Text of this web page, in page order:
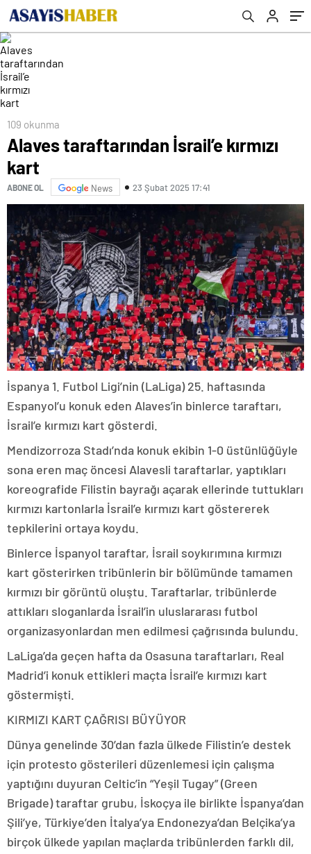
109 okunma
Alaves taraftarından İsrail’e kırmızı
kart
ABONE OL News 23 Şubat 2025 17:41
İspanya 1. Futbol Ligi’nin (LaLiga) 25. haftasında
Espanyol’u konuk eden Alaves’in binlerce taraftarı,
İsrail’e kırmızı kart gösterdi.
Mendizorroza Stadı’nda konuk ekibin 1-0 üstünlüğüyle
sona eren maç öncesi Alavesli taraftarlar, yaptıkları
koreografide Filistin bayrağı açarak ellerinde tuttukları
kırmızı kartonlarla İsrail’e kırmızı kart göstererek
tepkilerini ortaya koydu.
Binlerce İspanyol taraftar, İsrail soykırımına kırmızı
kart gösterirken tribünlerin bir bölümünde tamamen
kırmızı bir görüntü oluştu. Taraftarlar, tribünlerde
attıkları sloganlarda İsrail’in uluslararası futbol
organizasyonlardan men edilmesi çağrısında bulundu.
LaLiga’da geçen hafta da Osasuna taraftarları, Real
Madrid’i konuk ettikleri maçta İsrail’e kırmızı kart
göstermişti.
KIRMIZI KART ÇAĞRISI BÜYÜYOR
Dünya genelinde 30’dan fazla ülkede Filistin’e destek
için protesto gösterileri düzenlemesi için çalışma
yaptığını duyuran Celtic’in “Yeşil Tugay” (Green
Brigade) taraftar grubu, İskoçya ile birlikte İspanya’dan
Şili’ye, Türkiye’den İtalya’ya Endonezya’dan Belçika’ya
birçok ülkede yapılan maçlarda tribünlerden farklı dil,